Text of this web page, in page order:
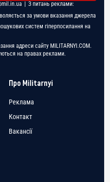
| З питань реклами:
за умови вказання джерела
систем гіперпосилання на
адреси сайту MILITARNYI.COM.
на правах реклами.
Про Militarnyi
Реклама
Контакт
Вакансії